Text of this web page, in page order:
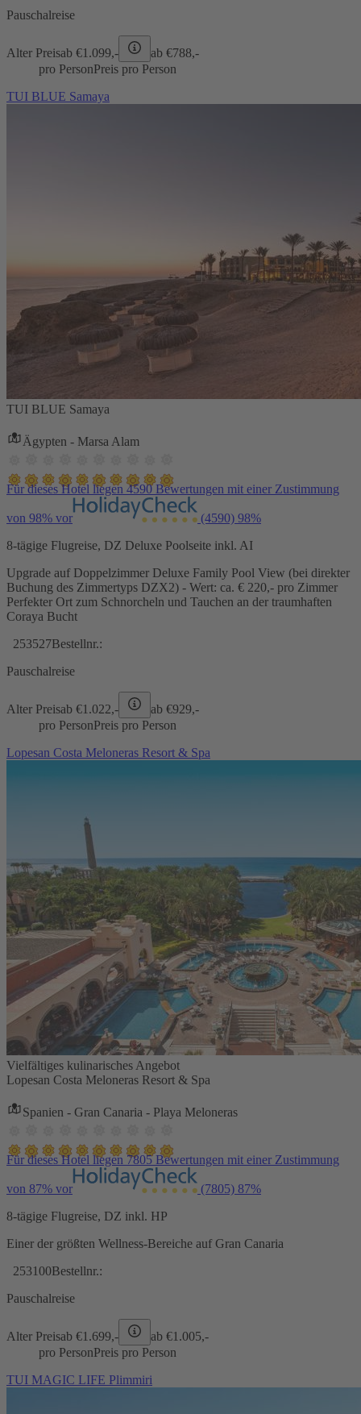
Pauschalreise
Alter Preisab €1.099,- ab €788,-
pro PersonPreis pro Person
TUI BLUE Samaya
TUI BLUE Samaya
Ägypten - Marsa Alam
Für dieses Hotel liegen 4590 Bewertungen mit einer Zustimmung
von 98% vor (4590) 98%
8-tägige Flugreise, DZ Deluxe Poolseite inkl. AI
Upgrade auf Doppelzimmer Deluxe Family Pool View (bei direkter
Buchung des Zimmertyps DZX2) - Wert: ca. € 220,- pro Zimmer
Perfekter Ort zum Schnorcheln und Tauchen an der traumhaften
Coraya Bucht
253527Bestellnr.:
Pauschalreise
Alter Preisab €1.022,- ab €929,-
pro PersonPreis pro Person
Lopesan Costa Meloneras Resort & Spa
Vielfältiges kulinarisches Angebot
Lopesan Costa Meloneras Resort & Spa
Spanien - Gran Canaria - Playa Meloneras
Für dieses Hotel liegen 7805 Bewertungen mit einer Zustimmung
von 87% vor (7805) 87%
8-tägige Flugreise, DZ inkl. HP
Einer der größten Wellness-Bereiche auf Gran Canaria
253100Bestellnr.:
Pauschalreise
Alter Preisab €1.699,- ab €1.005,-
pro PersonPreis pro Person
TUI MAGIC LIFE Plimmiri